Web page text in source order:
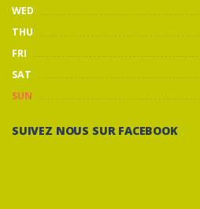
WED
THU
FRI
SAT
SUN
SUIVEZ NOUS SUR FACEBOOK